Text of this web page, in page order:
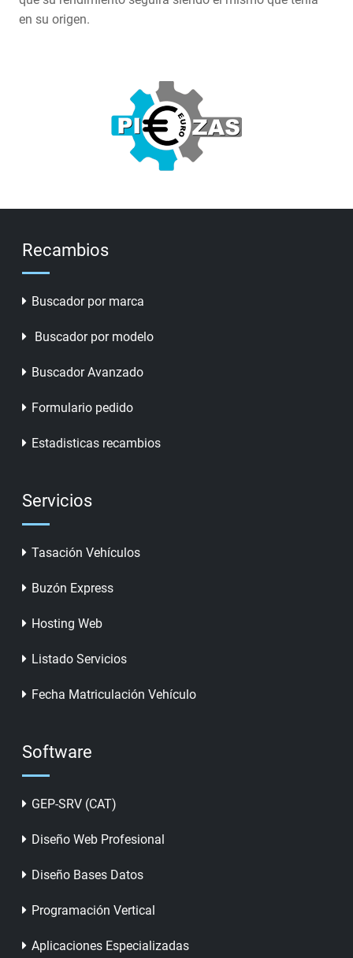
en su origen.
Recambios
Buscador por marca
Buscador por modelo
Buscador Avanzado
Formulario pedido
Estadisticas recambios
Servicios
Tasación Vehículos
Buzón Express
Hosting Web
Listado Servicios
Fecha Matriculación Vehículo
Software
GEP-SRV (CAT)
Diseño Web Profesional
Diseño Bases Datos
Programación Vertical
Aplicaciones Especializadas